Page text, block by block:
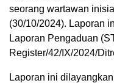
seorang wartawan
(30/10/2024). Laporan
Laporan Pengaduan
Register/42/IX/2024/
Laporan ini